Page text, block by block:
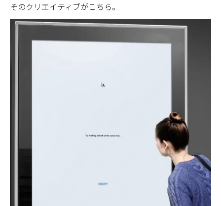
そのクリエイティブがこちら。